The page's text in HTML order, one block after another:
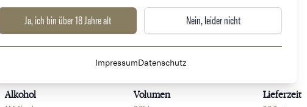
Ja, ich bin über 18 Jahre alt Nein, leider nicht
ImpressumDatenschutz
Frankreich
Alkohol Volumen Lieferzeit